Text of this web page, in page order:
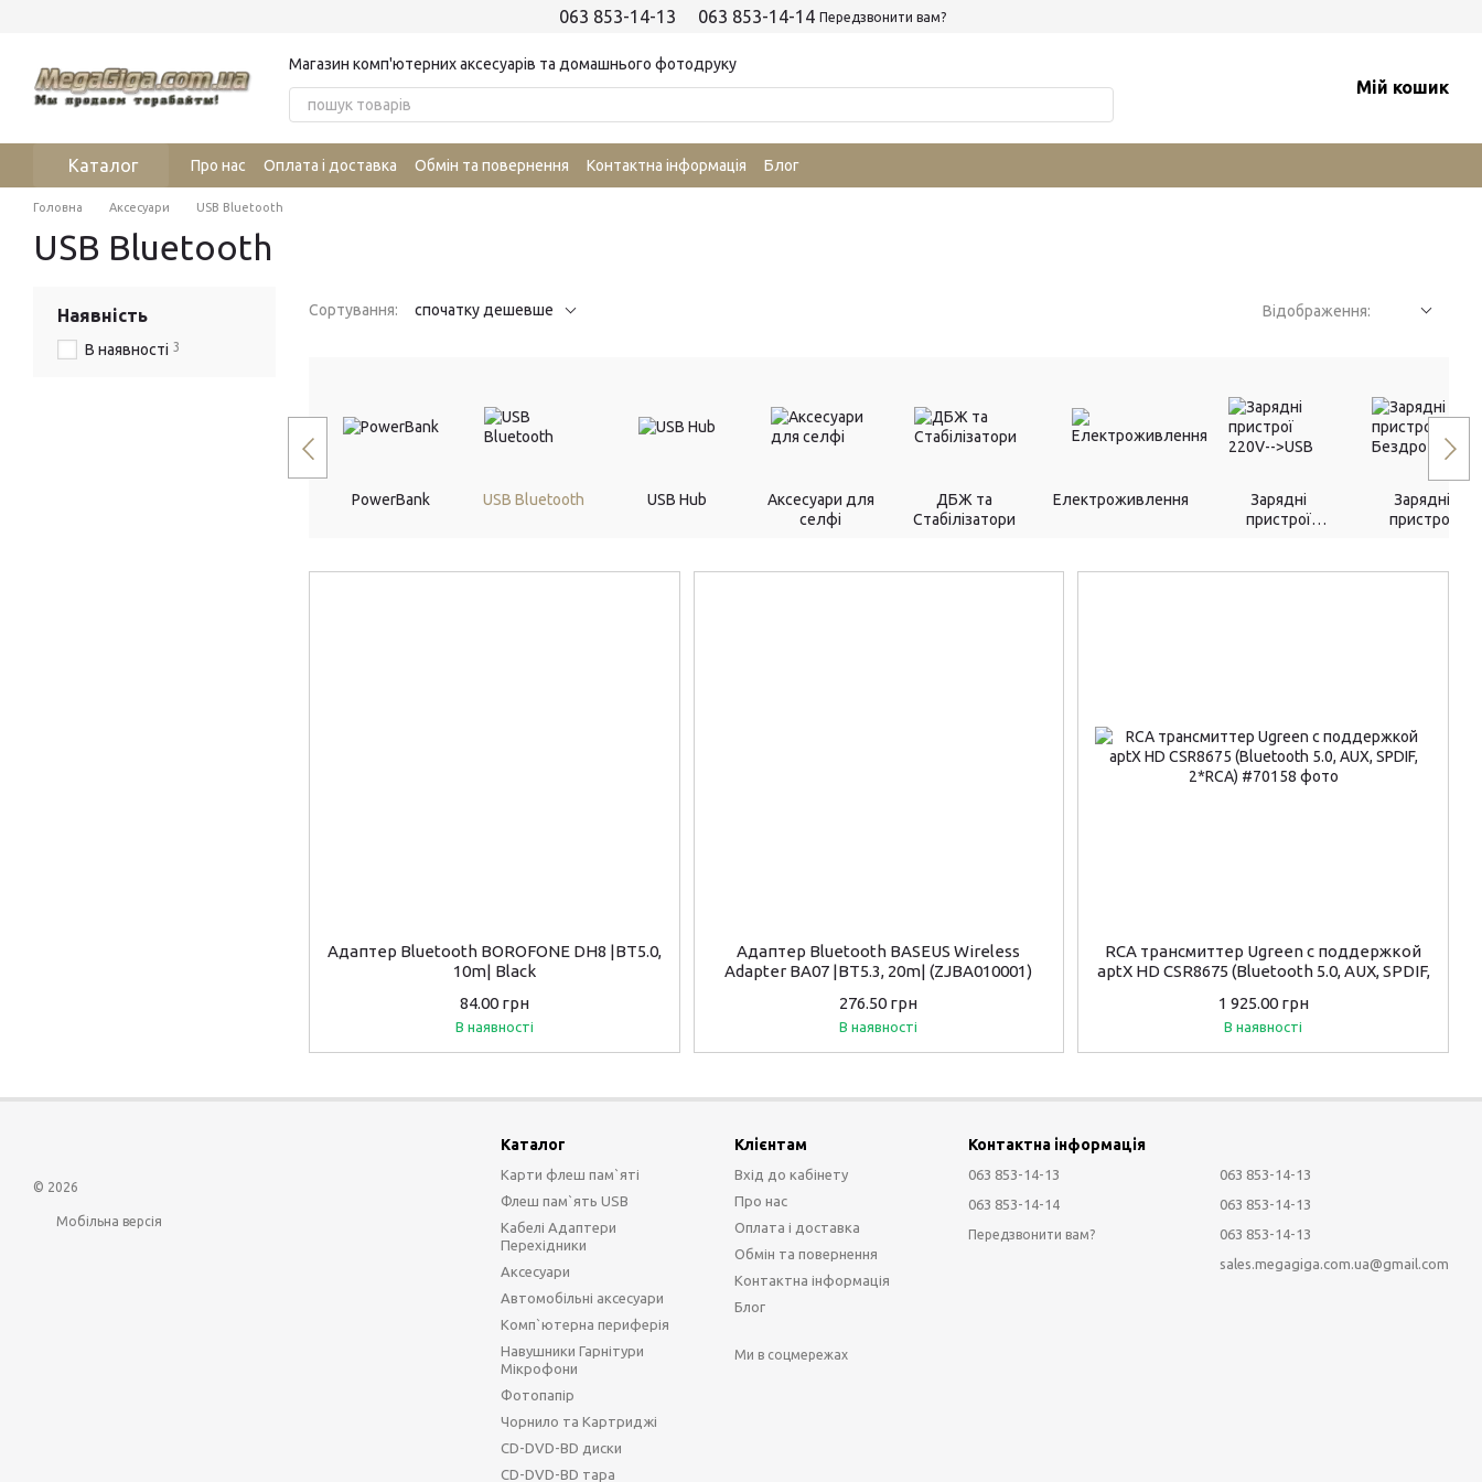
063 853-14-13 063 853-14-14 Передзвонити вам?
Магазин комп'ютерних аксесуарів та домашнього фотодруку
Мій кошик
Каталог Про нас Оплата і доставка Обмін та повернення Контактна інформація Блог
Головна Аксесуари USB Bluetooth
USB Bluetooth
Сортування: спочатку дешевше Відображення:
PowerBank USB Bluetooth USB Hub
Аксесуари для
селфі
ДБЖ та
Стабілізатори
Електроживлення
Зарядні
пристрої
Зарядні
пристрої
Адаптер Bluetooth BOROFONE DH8 |BT5.0,
10m| Black
84.00 грн
В наявності
Адаптер Bluetooth BASEUS Wireless
Adapter BA07 |BT5.3, 20m| (ZJBA010001)
276.50 грн
В наявності
RCA трансмиттер Ugreen с поддержкой
aptX HD CSR8675 (Bluetooth 5.0, AUX, SPDIF,
1 925.00 грн
В наявності
Наявність
В наявності 3
© 2026
Мобільна версія
Каталог
Карти флеш пам`яті
Флеш пам`ять USB
Кабелі Адаптери
Перехідники
Аксесуари
Автомобільні аксесуари
Комп`ютерна периферія
Навушники Гарнітури
Мікрофони
Фотопапір
Чорнило та Картриджі
CD-DVD-BD диски
CD-DVD-BD тара
Клієнтам
Вхід до кабінету
Про нас
Оплата і доставка
Обмін та повернення
Контактна інформація
Блог
Ми в соцмережах
Контактна інформація
063 853-14-13
063 853-14-14
Передзвонити вам?
063 853-14-13
063 853-14-13
063 853-14-13
sales.megagiga.com.ua@gmail.com